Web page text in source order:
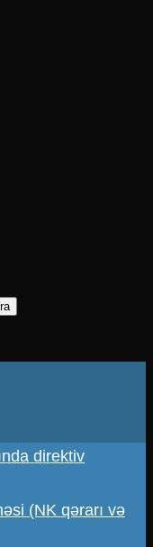
direktiv
(NK qərarı və